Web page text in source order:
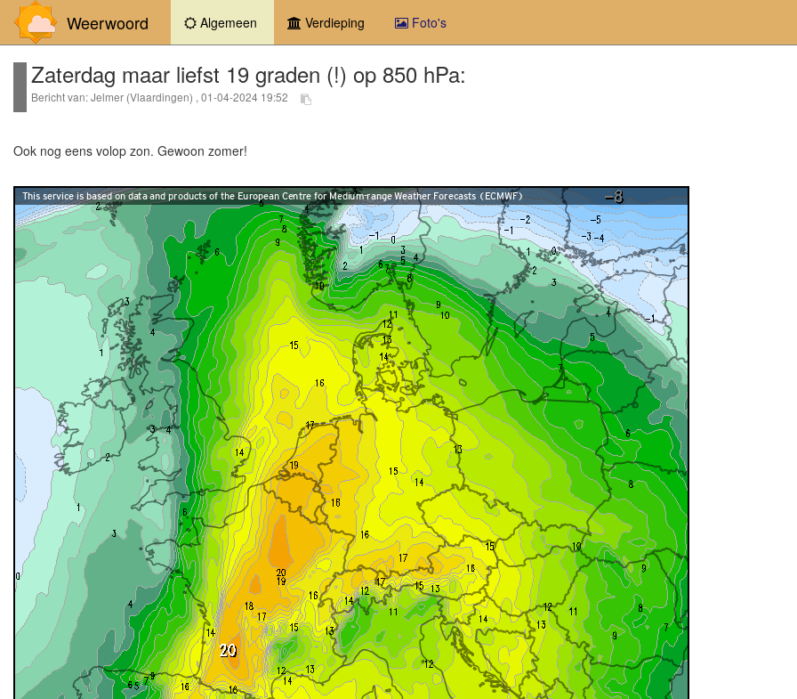
Weerwoord Algemeen (current)Verdieping Foto's
Zaterdag maar liefst 19 graden (!) op 850 hPa:
Bericht van: Jelmer (Vlaardingen) , 01-04-2024 19:52
Ook nog eens volop zon. Gewoon zomer!